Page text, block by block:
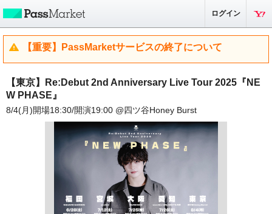
ログイン
【重要】PassMarketサービスの終了について
【東京】Re:Debut 2nd Anniversary Live Tour 2025『NE
W PHASE』
8/4(月)開場18:30/開演19:00 @四ツ谷Honey Burst